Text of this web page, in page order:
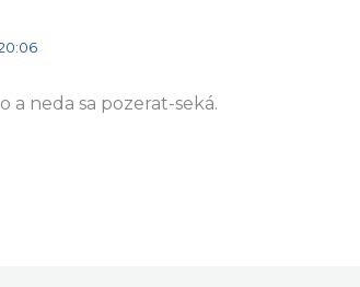
a neda sa pozerat-seká.